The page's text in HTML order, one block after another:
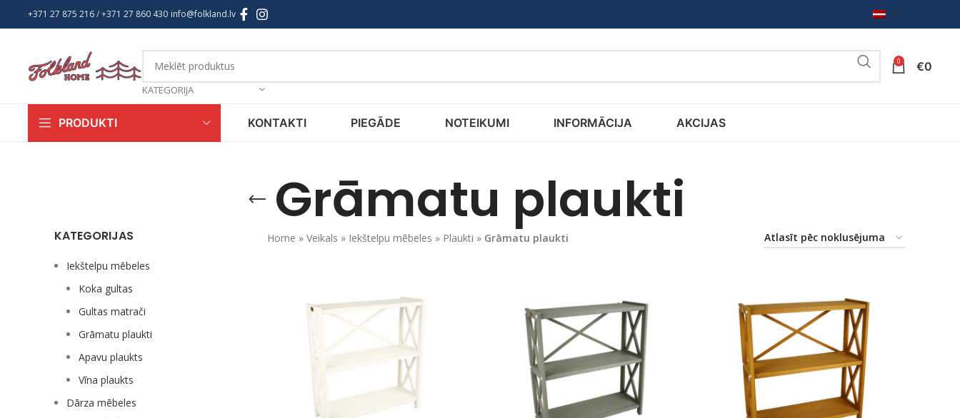
+371 27 875 216/ +371 27 860 430 info@folkland.lv LV
KATEGORIJA
0 €0
PRODUKTI KONTAKTI PIEGĀDE NOTEIKUMI INFORMĀCIJA AKCIJAS
Grāmatu plaukti
KATEGORIJAS
Iekštelpu mēbeles
Koka gultas
Gultas matrači
Grāmatu plaukti
Apavu plaukts
Vīna plaukts
Dārza mēbeles
Home » Veikals » Iekštelpu mēbeles » Plaukti » Grāmatu plaukti